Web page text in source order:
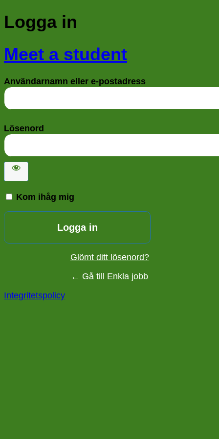
Logga in
Meet a student
Användarnamn eller e-postadress
Lösenord
Kom ihåg mig
Glömt ditt lösenord?
← Gå till Enkla jobb
Integritetspolicy